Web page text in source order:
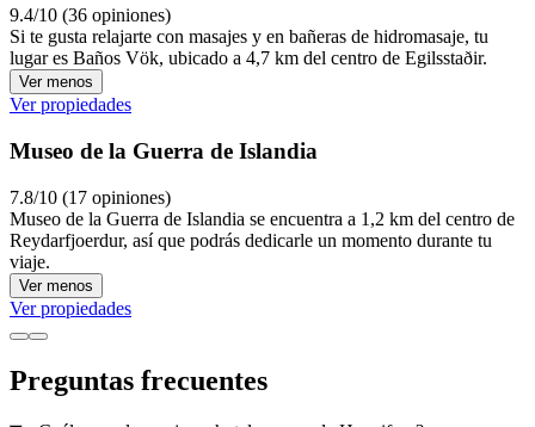
9.4/10 (36 opiniones)
Si te gusta relajarte con masajes y en bañeras de hidromasaje, tu
lugar es Baños Vök, ubicado a 4,7 km del centro de Egilsstaðir.
Ver menos
Ver propiedades
Museo de la Guerra de Islandia
7.8/10 (17 opiniones)
Museo de la Guerra de Islandia se encuentra a 1,2 km del centro de
Reydarfjoerdur, así que podrás dedicarle un momento durante tu
viaje.
Ver menos
Ver propiedades
Preguntas frecuentes